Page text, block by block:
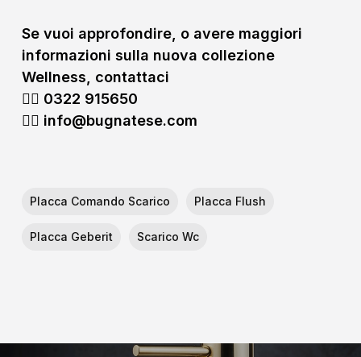
Se vuoi approfondire, o avere maggiori
informazioni sulla nuova collezione
Wellness, contattaci
👉🏻 0322 915650
👉🏻 info@bugnatese.com
Placca Comando Scarico Placca Flush
Placca Geberit Scarico Wc